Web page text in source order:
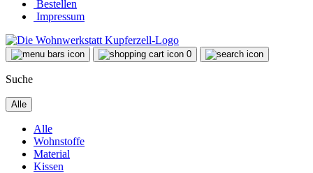
Bestellen
Impressum
0
Suche
Alle
Alle
Wohnstoffe
Material
Kissen